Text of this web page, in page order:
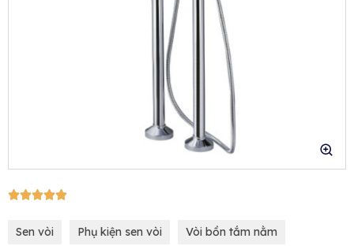
5/5
Sen vòi Phụ kiện sen vòi Vòi bồn tắm nằm